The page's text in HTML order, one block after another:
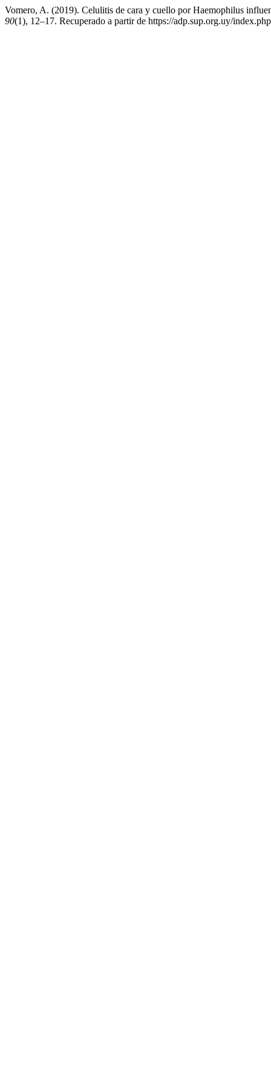
Vomero, A. (2019). Celulitis de cara y cuello por Haemophilus
90(1), 12–17. Recuperado a partir de https://adp.sup.org.uy/